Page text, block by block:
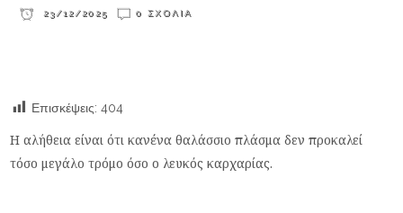
23/12/2025 0 ΣΧΌΛΙΑ
Επισκέψεις: 404
Η αλήθεια είναι ότι κανένα θαλάσσιο πλάσμα δεν προκαλεί
τόσο μεγάλο τρόμο όσο ο λευκός καρχαρίας.